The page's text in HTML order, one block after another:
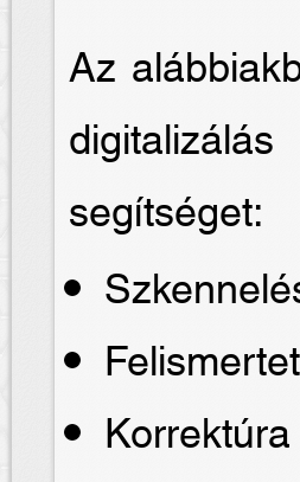
Az
segítséget:
Korrektúra